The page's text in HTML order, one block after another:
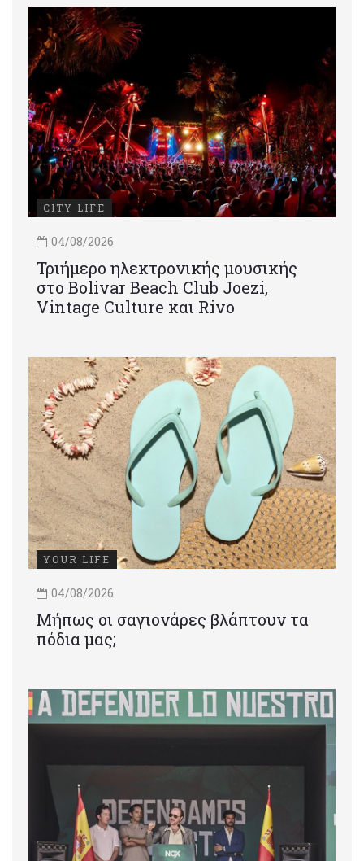
CITY LIFE
04/08/2026
Τριήμερο ηλεκτρονικής μουσικής
στο Bolivar Beach Club Joezi,
Vintage Culture και Rivo
YOUR LIFE
04/08/2026
Μήπως οι σαγιονάρες βλάπτουν τα
πόδια μας;